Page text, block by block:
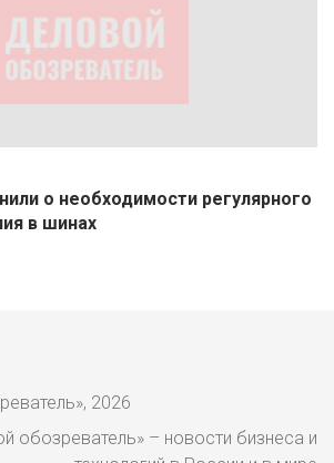
о необходимости регулярного
в шинах
2026
обозреватель» – новости бизнеса и